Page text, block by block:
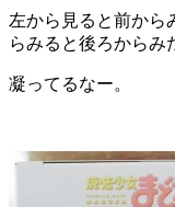
左から見ると前から
らみると後ろからみ
凝ってるなー。